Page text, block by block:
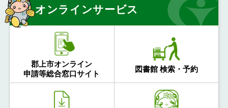
オンラインサービス
郡上市オンライン
申請等総合窓口サイト
図書館 検索・予約